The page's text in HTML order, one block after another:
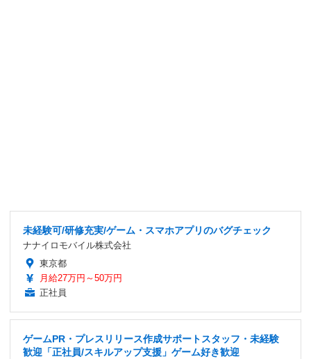
未経験可/研修充実/ゲーム・スマホアプリのバグチェック
ナナイロモバイル株式会社
東京都
月給27万円～50万円
正社員
ゲームPR・プレスリリース作成サポートスタッフ・未経験
歓迎「正社員/スキルアップ支援」ゲーム好き歓迎